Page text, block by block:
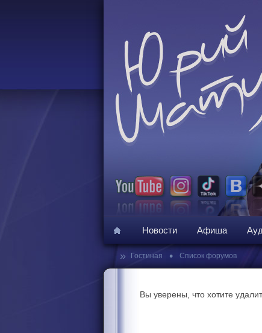
Новости Афиша
» Гостиная • Список форумов
Вы уверены, что хотите